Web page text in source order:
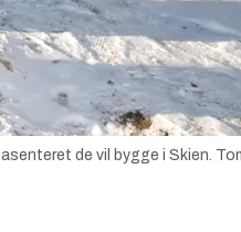
de vil bygge i Skien.